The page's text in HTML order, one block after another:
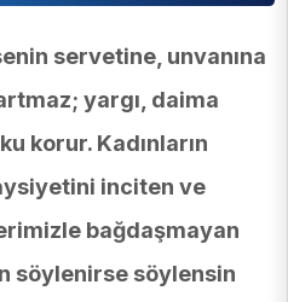
servetine, unvanına
yargı, daima
korur. Kadınların
inciten ve
bağdaşmayan
söylenirse söylensin